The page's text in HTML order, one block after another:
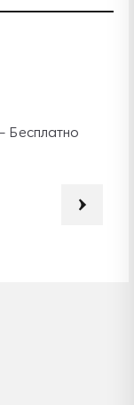
Бесплатно